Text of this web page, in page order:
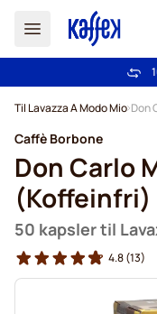
Til Lavazza A Modo Mio Don
Caffè Borbone
Don Carlo
(Koffeinfri)
50 kapsler til
4.8(13)